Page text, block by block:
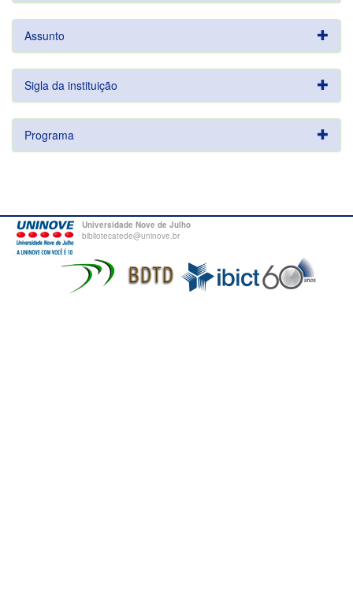
Assunto
Sigla da instituição
Programa
Universidade Nove de Julho
bibliotecatede@uninove.br